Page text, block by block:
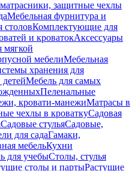
защитные чехлы
Мебельная фурнитура и
Комплектующие для
и кроватокАксессуары
мебелиМебельная
хранения для
Мебель для самых
Пеленальные
кровати-манежиМатрасы в
чехлы в кроваткуСадовая
Садовые стульяСадовые,
для садаГамаки,
мебельКухни
для учебыСтолы, стулья
столы и партыРастущие